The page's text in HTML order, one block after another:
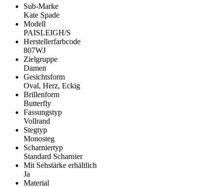
Sub-Marke
Kate Spade
Modell
PAISLEIGH/S
Herstellerfarbcode
807WJ
Zielgruppe
Damen
Gesichtsform
Oval, Herz, Eckig
Brillenform
Butterfly
Fassungstyp
Vollrand
Stegtyp
Monosteg
Scharniertyp
Standard Scharnier
Mit Sehstärke erhältlich
Ja
Material